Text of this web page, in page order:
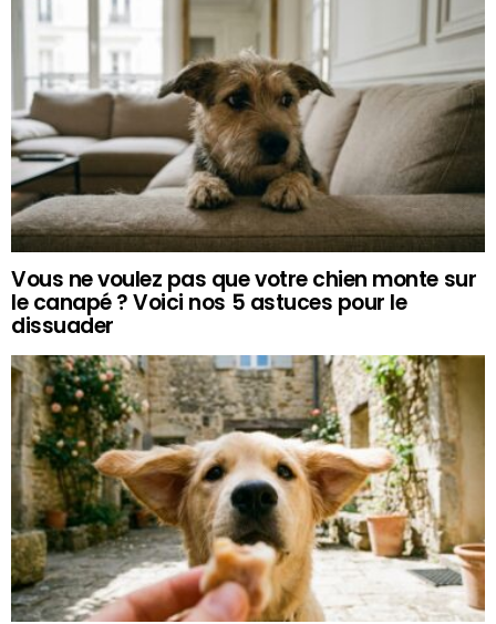
Vous ne voulez pas que votre chien monte sur
le canapé ? Voici nos 5 astuces pour le
dissuader